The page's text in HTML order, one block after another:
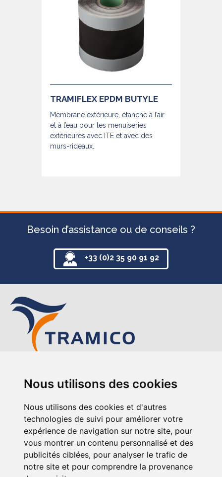
Nous utilisons des cookies
Nous utilisons des cookies et d'autres
technologies de suivi pour améliorer votre
expérience de navigation sur notre site, pour
vous montrer un contenu personnalisé et des
publicités ciblées, pour analyser le trafic de
notre site et pour comprendre la provenance
TRAMIFLEX EPDM BUTYLE
Membrane extérieure, étanche à l’air
et à l’eau pour les menuiseries
extérieures avec ITE et avec des
murs-rideaux.
Besoin d’assistance ou de conseils ?
+33 (0)2 35 90 91 92
12-14 avenue de l’Europe
+33 (0)2 35 90 91 92